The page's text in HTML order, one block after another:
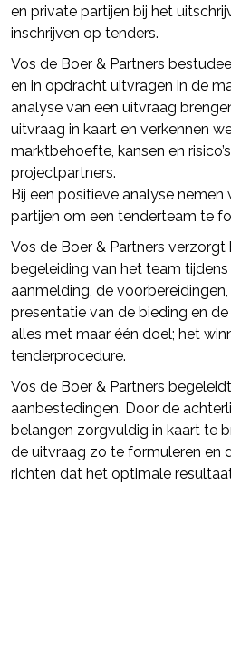
en private partijen bij het
inschrijven op tenders.
Vos de Boer & Partners
en in opdracht uitvragen in de
analyse van een uitvraag
uitvraag in kaart en verkennen
marktbehoefte, kansen en
projectpartners.
Bij een positieve analyse
partijen om een tenderteam te
Vos de Boer & Partners verzorgt
begeleiding van het team
aanmelding, de
presentatie van de bieding en
alles met maar één doel; het
tenderprocedure.
Vos de Boer & Partners
aanbestedingen. Door de
belangen zorgvuldig in kaart te
de uitvraag zo te formuleren en
richten dat het optimale